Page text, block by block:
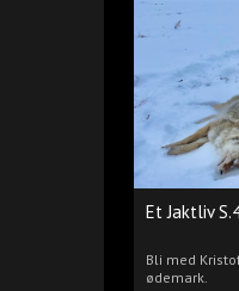
Et Jaktliv
Bli med
ødemark.